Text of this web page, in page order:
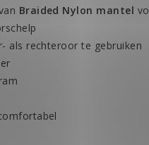
Braided Nylon mantel
als rechteroor te gebruiken